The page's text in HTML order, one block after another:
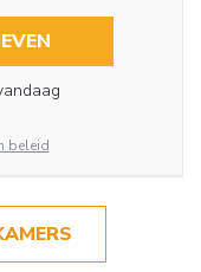
beleid